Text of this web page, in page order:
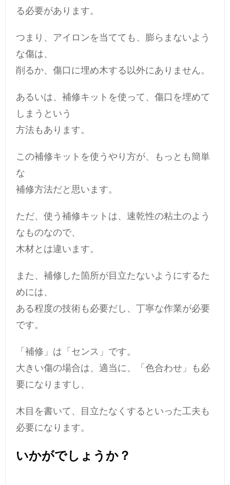
る必要があります。
つまり、アイロンを当てても、膨らまないよう
な傷は、
削るか、傷口に埋め木する以外にありません。
あるいは、補修キットを使って、傷口を埋めて
しまうという
方法もあります。
この補修キットを使うやり方が、もっとも簡単
な
補修方法だと思います。
ただ、使う補修キットは、速乾性の粘土のよう
なものなので、
木材とは違います。
また、補修した箇所が目立たないようにするた
めには、
ある程度の技術も必要だし、丁寧な作業が必要
です。
「補修」は「センス」です。
大きい傷の場合は、適当に、「色合わせ」も必
要になりますし、
木目を書いて、目立たなくするといった工夫も
必要になります。
いかがでしょうか？